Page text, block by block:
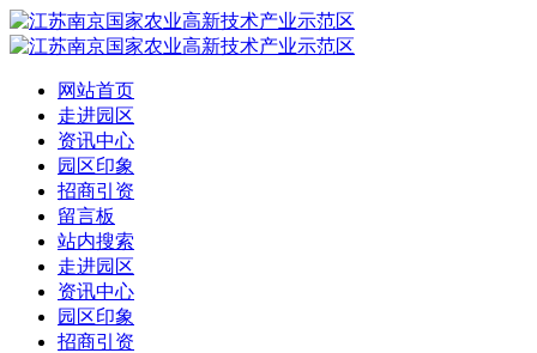
网站首页
走进园区
资讯中心
园区印象
招商引资
留言板
站内搜索
走进园区
资讯中心
园区印象
招商引资